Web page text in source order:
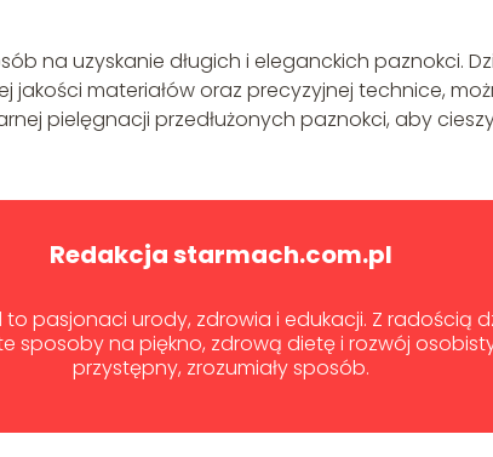
na uzyskanie długich i eleganckich paznokci.
materiałów oraz precyzyjnej technice,
pielęgnacji przedłużonych paznokci, aby
Redakcja starmach.com.pl
pasjonaci urody, zdrowia i edukacji. Z radością
sposoby na piękno, zdrową dietę i rozwój
przystępny, zrozumiały sposób.